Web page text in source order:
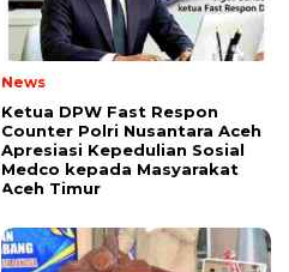
News
Ketua DPW Fast Respon
Counter Polri Nusantara Aceh
Apresiasi Kepedulian Sosial
Medco kepada Masyarakat
Aceh Timur